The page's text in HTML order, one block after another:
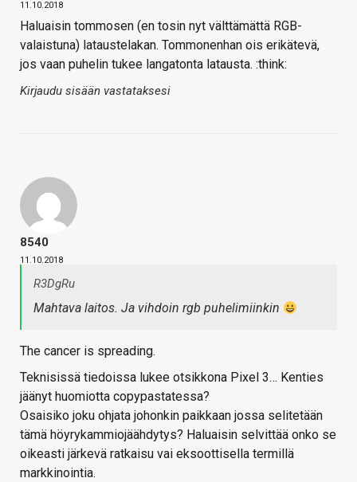
11.10.2018
Haluaisin tommosen (en tosin nyt välttämättä RGB-
valaistuna) lataustelakan. Tommonenhan ois erikätevä,
jos vaan puhelin tukee langatonta latausta. :think:
Kirjaudu sisään vastataksesi
8540
11.10.2018
R3DgRu
Mahtava laitos. Ja vihdoin rgb puhelimiinkin
The cancer is spreading.
Teknisissä tiedoissa lukee otsikkona Pixel 3… Kenties
jäänyt huomiotta copypastatessa?
Osaisiko joku ohjata johonkin paikkaan jossa selitetään
tämä höyrykammiojäähdytys? Haluaisin selvittää onko se
oikeasti järkevä ratkaisu vai eksoottisella termillä
markkinointia.